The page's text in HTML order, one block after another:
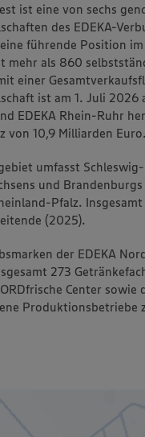
ist eine von sechs
des EDEKA-
führende Position
mehr als 860
einer
ist am 1. Juli
EDEKA Rhein-Ruhr
von 10,9 Milliarden Euro.
umfasst
und
Pfalz.
(2025).
der EDEKA
273
Center